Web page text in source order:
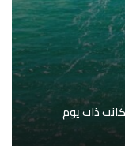
ذات يوم